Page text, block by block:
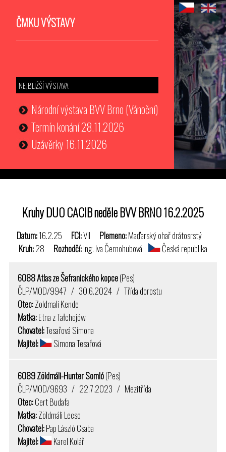
ČMKU VÝSTAVY
NEJBLIŽŠÍ VÝSTAVA
Národní výstava BVV Brno (Vánoční)
Termín konání 28.11.2026
Uzávěrky 16.11.2026
Kruhy DUO CACIB neděle BVV BRNO 16.2.2025
Datum:16.2.25 FCI:VII Plemeno:Maďarský ohař drátosrstý
Kruh:28 Rozhodčí:Ing. Iva Černohubová Česká republika
6088 Atlas ze Šefranického kopce(Pes)
ČLP/MOD/9947 / 30.6.2024 / Třída dorostu
Otec:Zoldmali Kende
Matka:Etna z Tałchejów
Chovatel:Tesařová Simona
Majitel:
Simona Tesařová
6089 Zöldmáli-Hunter Somló(Pes)
ČLP/MOD/9693 / 22.7.2023 / Mezitřída
Otec:Cert Budafa
Matka:Zöldmáli Lecso
Chovatel:Pap László Csaba
Majitel:
Karel Kolář